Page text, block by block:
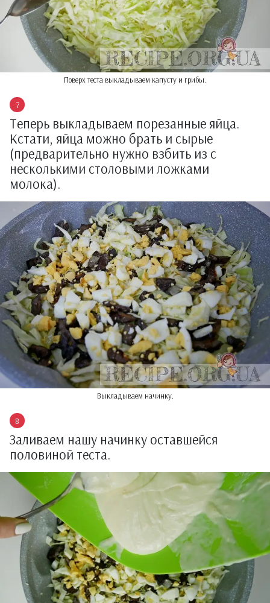
Поверх теста выкладываем капусту и грибы.
Теперь выкладываем порезанные яйца.
Кстати, яйца можно брать и сырые
(предварительно нужно взбить из с
несколькими столовыми ложками
молока).
Выкладываем начинку.
Заливаем нашу начинку оставшейся
половиной теста.